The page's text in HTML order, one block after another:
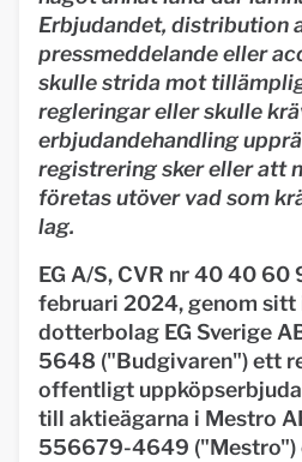
Erbjudandet, distribution
pressmeddelande eller
skulle strida mot
regleringar eller skulle
erbjudandehandling
registrering sker eller att
företas utöver vad som
lag.
EG A/S, CVR nr 40 40 60
februari 2024, genom sitt
dotterbolag EG Sverige
5648 ("Budgivaren") ett
offentligt
till aktieägarna i Mestro
556679-4649 ("Mestro")